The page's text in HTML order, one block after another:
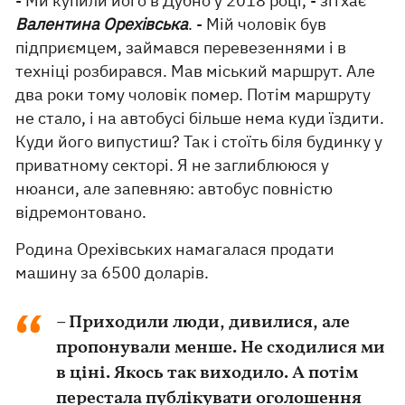
Валентина Орехівська. - Мій чоловік був
підприємцем, займався перевезеннями і в
техніці розбирався. Мав міський маршрут. Але
два роки тому чоловік помер. Потім маршруту
не стало, і на автобусі більше нема куди їздити.
Куди його випустиш? Так і стоїть біля будинку у
приватному секторі. Я не заглиблююся у
нюанси, але запевняю: автобус повністю
відремонтовано.
Родина Орехівських намагалася продати
машину за 6500 доларів.
– Приходили люди, дивилися, але
пропонували менше. Не сходилися ми
в ціні. Якось так виходило. А потім
перестала публікувати оголошення